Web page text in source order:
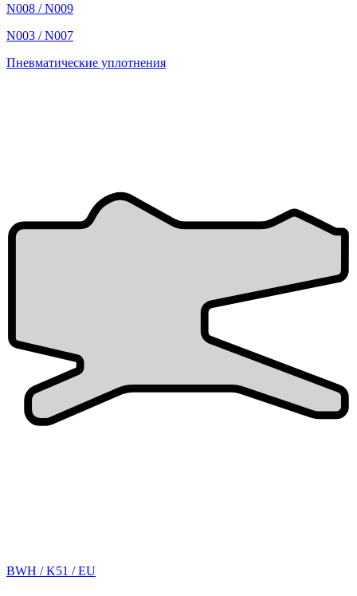
N008 / N009
N003 / N007
Пневматические уплотнения
BWH / K51 / EU